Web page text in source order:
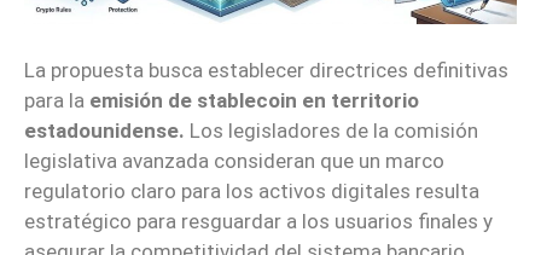
La propuesta busca establecer directrices definitivas
para la emisión de stablecoin en territorio
estadounidense. Los legisladores de la comisión
legislativa avanzada consideran que un marco
regulatorio claro para los activos digitales resulta
estratégico para resguardar a los usuarios finales y